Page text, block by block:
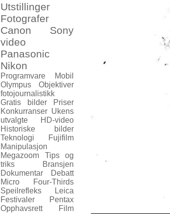
Utstillinger
Fotografer
Canon
Sony
video
Panasonic
Nikon
Programvare
Mobil
Olympus
Objektiver
fotojournalistikk
Gratis bilder
Priser
Konkurranser Ukens
utvalgte
HD-video
Historiske bilder
Teknologi
Fujifilm
Manipulasjon
Megazoom
Tips og
triks
Bransjen
Dokumentar
Debatt
Micro Four-Thirds
Speilrefleks
Leica
Festivaler
Pentax
Opphavsrett
Film